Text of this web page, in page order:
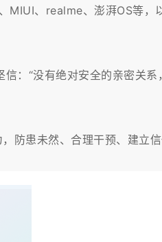
、realme、澎湃OS等，
：“没有绝对安全的亲密关系
防患未然、合理干预、建立信